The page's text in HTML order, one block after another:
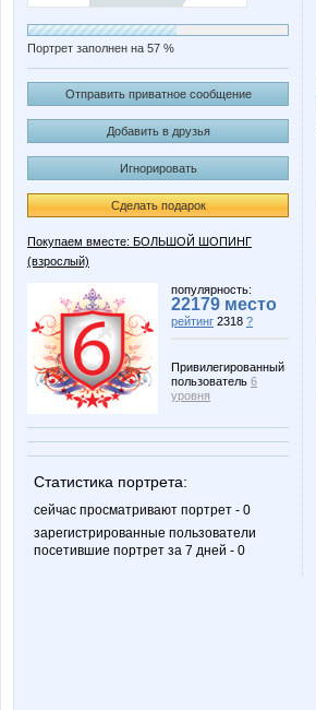
Портрет заполнен на 57 %
Отправить приватное сообщение
Добавить в друзья
Игнорировать
Сделать подарок
Покупаем вместе: БОЛЬШОЙ ШОПИНГ
(взрослый)
популярность:
22179 место
рейтинг 2318 ?
Привилегированный
пользователь 6
уровня
Статистика портрета:
сейчас просматривают портрет - 0
зарегистрированные пользователи
посетившие портрет за 7 дней - 0